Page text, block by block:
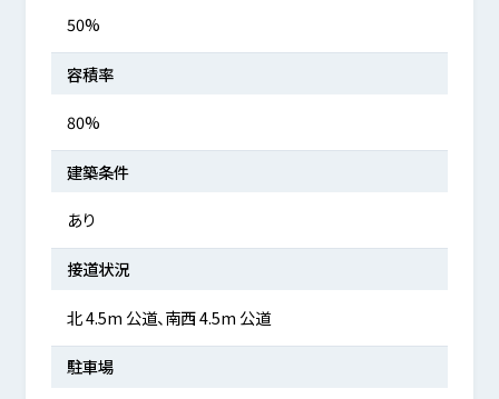
50%
容積率
80%
建築条件
あり
接道状況
北 4.5m 公道、南西 4.5m 公道
駐車場